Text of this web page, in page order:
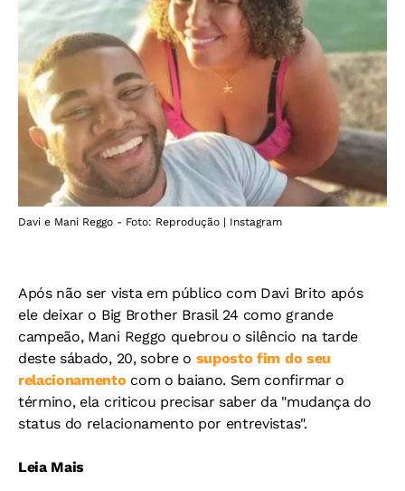
Davi e Mani Reggo - Foto: Reprodução | Instagram
Após não ser vista em público com Davi Brito após
ele deixar o Big Brother Brasil 24 como grande
campeão, Mani Reggo quebrou o silêncio na tarde
deste sábado, 20, sobre o suposto fim do seu
relacionamento com o baiano. Sem confirmar o
término, ela criticou precisar saber da "mudança do
status do relacionamento por entrevistas".
Leia Mais